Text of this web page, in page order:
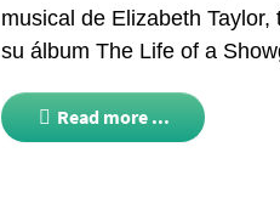
musical de Elizabeth Taylor,
su álbum The Life of a
Read more ...